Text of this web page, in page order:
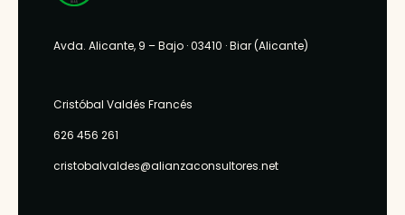
Avda. Alicante, 9 – Bajo · 03410 ·Biar (Alicante)
Cristóbal Valdés Francés
626 456 261
cristobalvaldes@alianzaconsultores.net